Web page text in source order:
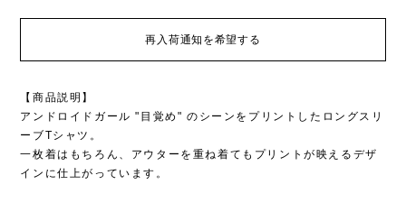
再入荷通知を希望する
【商品説明】
アンドロイドガール "目覚め" のシーンをプリントしたロングスリ
ーブTシャツ。
一枚着はもちろん、アウターを重ね着てもプリントが映えるデザ
インに仕上がっています。